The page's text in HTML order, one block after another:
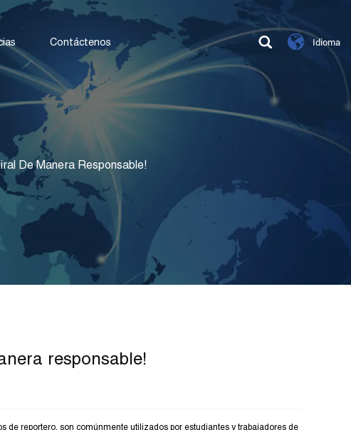
Contáctenos Idioma
De Manera Responsable!
responsable!
de reportero, son comúnmente utilizados por estudiantes y trabajadores de